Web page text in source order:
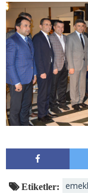
Etiketler: